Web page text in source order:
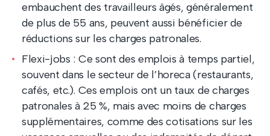
embauchent des travailleurs âgés, généralement
de plus de 55 ans, peuvent aussi bénéficier de
réductions sur les charges patronales.
Flexi-jobs : Ce sont des emplois à temps partiel,
souvent dans le secteur de l’horeca (restaurants,
cafés, etc.). Ces emplois ont un taux de charges
patronales à 25 %, mais avec moins de charges
supplémentaires, comme des cotisations sur les